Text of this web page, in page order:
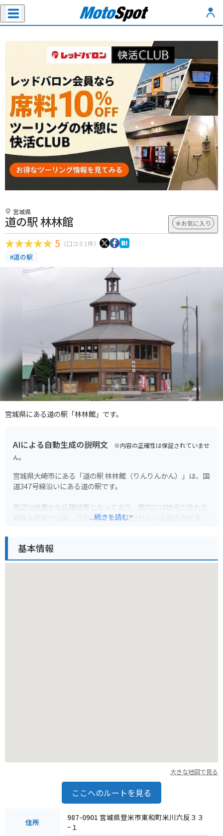
宮城県
道の駅 林林館 お気に入り
5 （口コミ1件）
#道の駅
宮城県にある道の駅「林林館」です。
AIによる自動生成の説明文 ※内容の正確性は保証されていませ
ん。
宮城県大崎市にある「道の駅 林林館（りんりんかん）」は、国
道347号線沿いにある道の駅です。
周辺は緑豊かな丘陵地帯となっており、館内には地元で採れた
新鮮な野菜や山菜、きのこなどが販売されている直売所があり
特に人気なのは、地元産のブランド米「ササニシキ」や「ひと
めぼれ」を使ったおにぎりや弁当です。
...続きを読む
基本情報
大きな地図で見る
ここへのルートを見る
住所
987-0901 宮城県登米市東和町米川六反３３
−１